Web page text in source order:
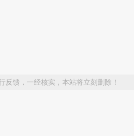
反馈，一经核实，本站将立刻删除！